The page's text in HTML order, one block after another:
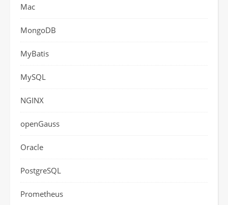
Mac
MongoDB
MyBatis
MySQL
NGINX
openGauss
Oracle
PostgreSQL
Prometheus